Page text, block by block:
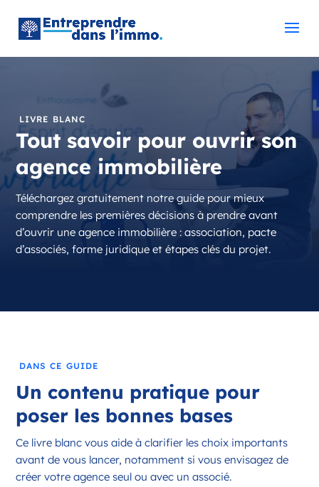
LIVRE BLANC
Tout savoir pour ouvrir son
agence immobilière
Téléchargez gratuitement notre guide pour mieux
comprendre les premières décisions à prendre avant
d’ouvrir une agence immobilière : association, pacte
d’associés, forme juridique et étapes clés du projet.
DANS CE GUIDE
Un contenu pratique pour
poser les bonnes bases
Ce livre blanc vous aide à clarifier les choix importants
avant de vous lancer, notamment si vous envisagez de
créer votre agence seul ou avec un associé.